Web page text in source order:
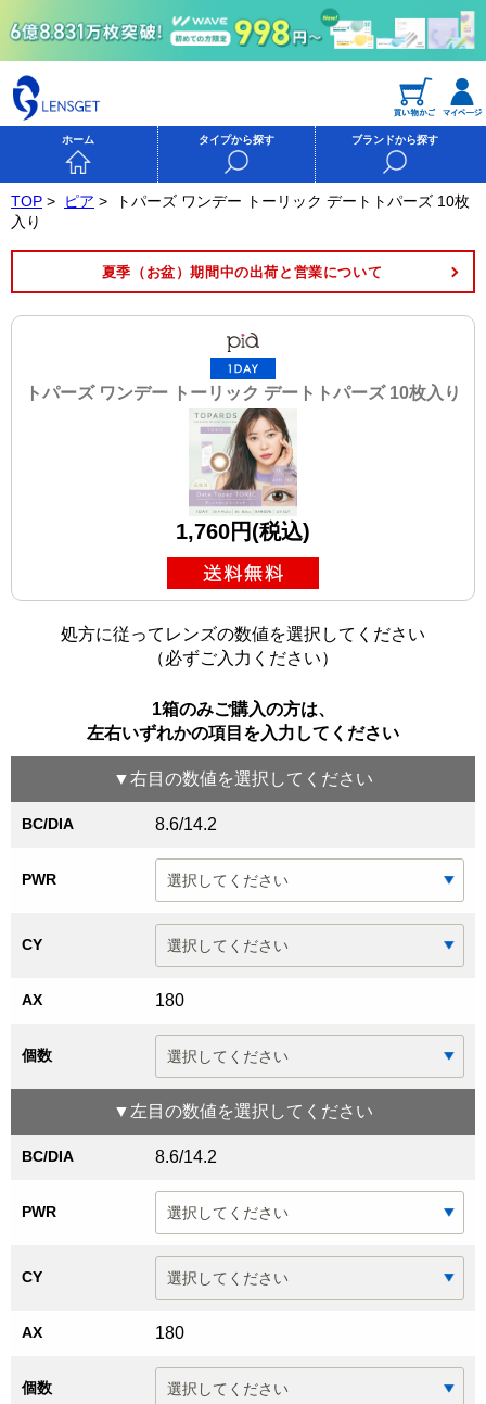
ホーム タイプから探す ブランドから探す
TOP > ピア >
トパーズ ワンデー トーリック デートトパーズ 10枚
入り
夏季（お盆）期間中の出荷と営業について
トパーズ ワンデー トーリック デートトパーズ 10枚入り
1,760円(税込)
処方に従ってレンズの数値を選択してください
（必ずご入力ください）
1箱のみご購入の方は、
左右いずれかの項目を入力してください
▼右目 の数値を選択してください
BC/DIA 8.6/14.2
PWR
CY
AX 180
個数
▼ 左目 の数値を選択してください
BC/DIA 8.6/14.2
PWR
CY
AX 180
個数